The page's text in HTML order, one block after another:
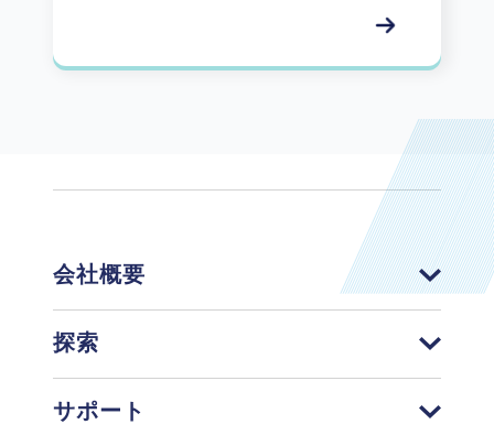
会社概要
探索
サポート